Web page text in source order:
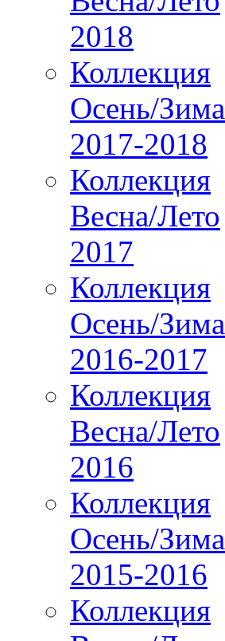
2018
Коллекция
Осень/Зима
2017-2018
Коллекция
Весна/Лето
2017
Коллекция
Осень/Зима
2016-2017
Коллекция
Весна/Лето
2016
Коллекция
Осень/Зима
2015-2016
Коллекция